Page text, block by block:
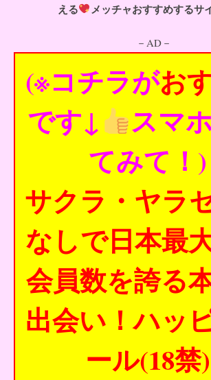
える
メッチャおすすめするサ
－AD－
(※コチラがお
です↓
スマ
てみて！)
サクラ・ヤラ
なしで日本最
会員数を誇る
出会い！ハッ
ール(18禁)